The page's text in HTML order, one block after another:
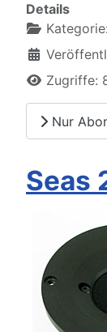
Details
Kategorie:
Zugriffe:
Nur
Seas